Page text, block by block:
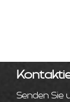
Senden Sie